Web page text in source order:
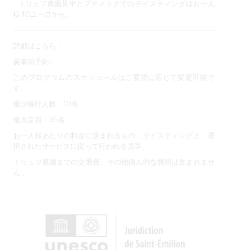
- トリュフ農園見学とブティックでのテイスティングはお一人
様40ユーロから。
詳細はこちら：
要事前予約。
このプログラムのスケジュールはご要望に応じて変更可能で
す。
最少催行人数：10名
最大定員：35名
お一人様あたりの料金に含まれるもの：
テイスティングと、選
択されたサービスに従って行われる見学。
トリュフ農園までの交通費、その他個人的な費用は
含まれませ
ん